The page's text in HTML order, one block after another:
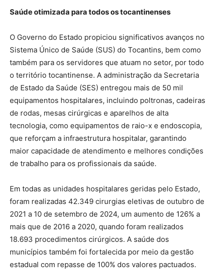
Saúde otimizada para todos os tocantinenses
O Governo do Estado propiciou significativos avanços no
Sistema Único de Saúde (SUS) do Tocantins, bem como
também para os servidores que atuam no setor, por todo
o território tocantinense. A administração da Secretaria
de Estado da Saúde (SES) entregou mais de 50 mil
equipamentos hospitalares, incluindo poltronas, cadeiras
de rodas, mesas cirúrgicas e aparelhos de alta
tecnologia, como equipamentos de raio-x e endoscopia,
que reforçam a infraestrutura hospitalar, garantindo
maior capacidade de atendimento e melhores condições
de trabalho para os profissionais da saúde.
Em todas as unidades hospitalares geridas pelo Estado,
foram realizadas 42.349 cirurgias eletivas de outubro de
2021 a 10 de setembro de 2024, um aumento de 126% a
mais que de 2016 a 2020, quando foram realizados
18.693 procedimentos cirúrgicos. A saúde dos
municípios também foi fortalecida por meio da gestão
estadual com repasse de 100% dos valores pactuados.